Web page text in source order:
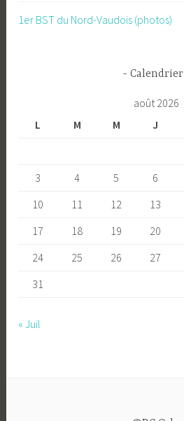
1er BST du Nord-Vaudois (photos)
Calendrier
août 2026
L
M M J
3
4 5 6
10
11 12 13
17
18 19 20
24
25 26 27
31
« Juil